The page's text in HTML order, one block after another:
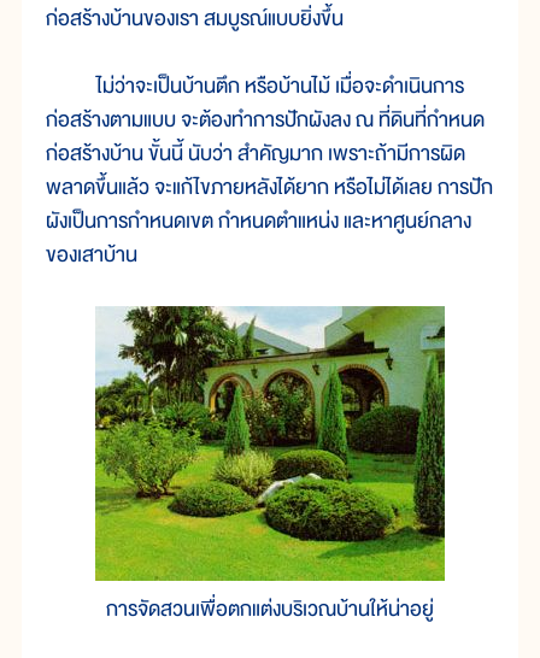
ก่อสร้างบ้านของเรา สมบูรณ์แบบยิ่งขึ้น
ไม่ว่าจะเป็นบ้านตึก หรือบ้านไม้ เมื่อจะดำเนินการ
ก่อสร้างตามแบบ จะต้องทำการปักผังลง ณ ที่ดินที่กำหนด
ก่อสร้างบ้าน ขั้นนี้ นับว่า สำคัญมาก เพราะถ้ามีการผิด
พลาดขึ้นแล้ว จะแก้ไขภายหลังได้ยาก หรือไม่ได้เลย การปัก
ผังเป็นการกำหนดเขต กำหนดตำแหน่ง และหาศูนย์กลาง
ของเสาบ้าน
การจัดสวนเพื่อตกแต่งบริเวณบ้านให้น่าอยู่